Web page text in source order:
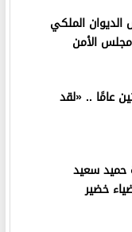
الديوان الملكي
الأمن
عامًا .. «لقد
حميد سعيد
خضير